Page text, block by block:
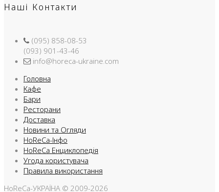
Наші Контакти
(095) 858-08-53
(093) 901-43-46
info@horeca-ukraine.com
Головна
Кафе
Бари
Ресторани
Доставка
Новини та Огляди
HoReCa-Інфо
HoReCa Енциклопедія
Угода користувача
Правила використання
HoReCa-УКРАЇНА © 2009-2026